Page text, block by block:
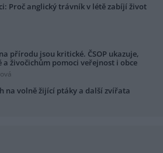
Proč anglický trávník v létě zabíjí život
přírodu jsou kritické. ČSOP ukazuje,
a živočichům pomoci veřejnost i obce
na volně žijící ptáky a další zvířata